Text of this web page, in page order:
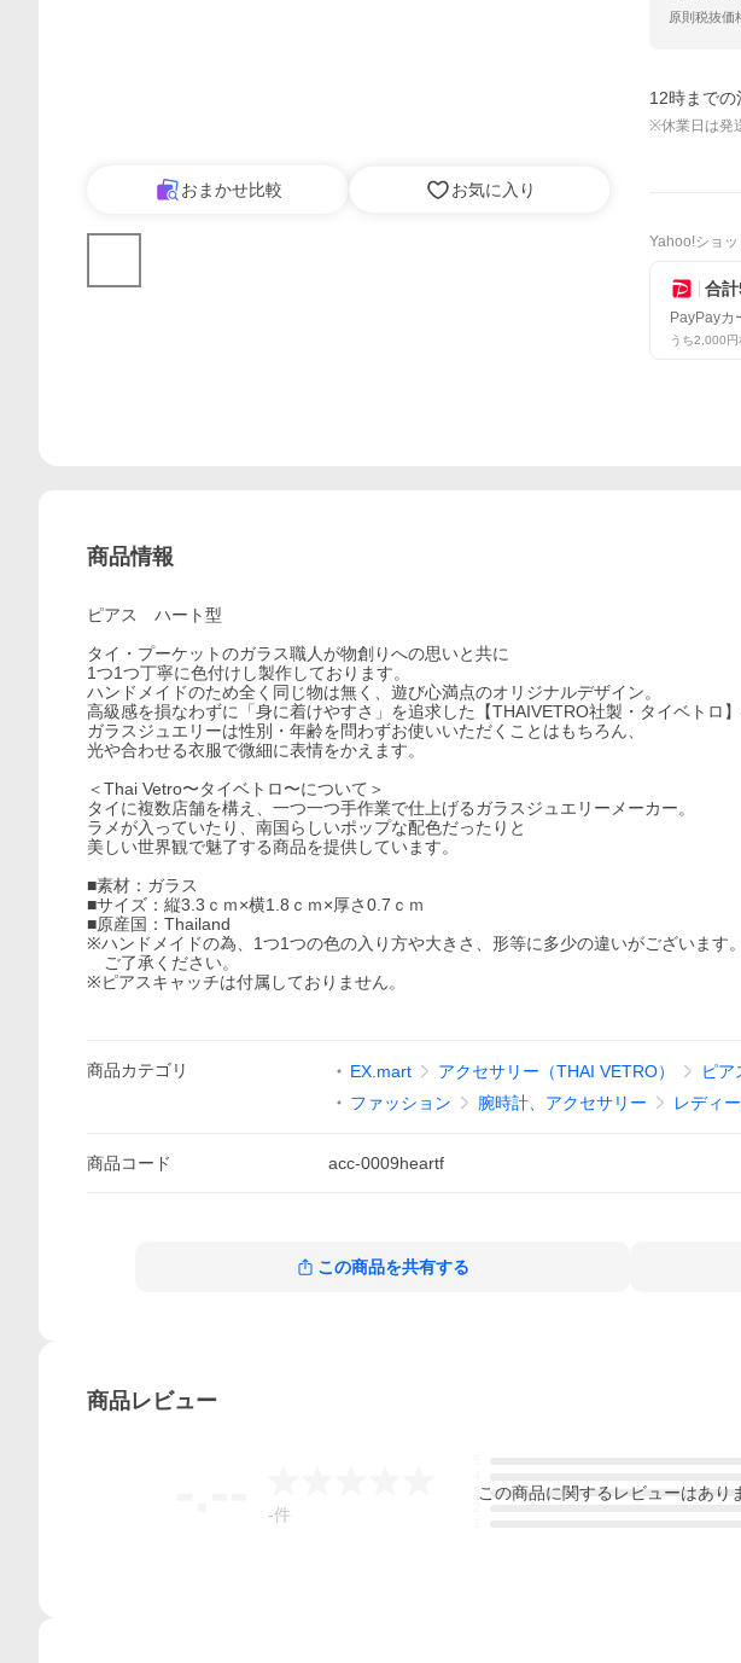
おまかせ比較 お気に入り
原則税抜価
12時までの
※休業日は発
Yahoo!ショ
合
PayPayカ
うち2,000
商品情報
ピアス ハート型
タイ・プーケットのガラス職人が物創りへの思いと共に
1つ1つ丁寧に色付けし製作しております。
ハンドメイドのため全く同じ物は無く、遊び心満点のオリジナルデザイン。
高級感を損なわずに「身に着けやすさ」を追求した【THAIVETRO社製・タイベトロ
ガラスジュエリーは性別・年齢を問わずお使いいただくことはもちろん、
光や合わせる衣服で微細に表情をかえます。
＜Thai Vetro〜タイベトロ〜について＞
タイに複数店舗を構え、一つ一つ手作業で仕上げるガラスジュエリーメーカー。
ラメが入っていたり、南国らしいポップな配色だったりと
美しい世界観で魅了する商品を提供しています。
■素材：ガラス
■サイズ：縦3.3ｃｍ×横1.8ｃｍ×厚さ0.7ｃｍ
■原産国：Thailand
※ハンドメイドの為、1つ1つの色の入り方や大きさ、形等に多少の違いがございます。
ご了承ください。
※ピアスキャッチは付属しておりません。
商品カテゴリ EX.mart アクセサリー（THAI VETRO） ピア
ファッション
腕時計、アクセサリー レディ
商品コード acc-0009heartf
この商品を共有する
商品レビュー
-件
この商品に関するレビューはあり